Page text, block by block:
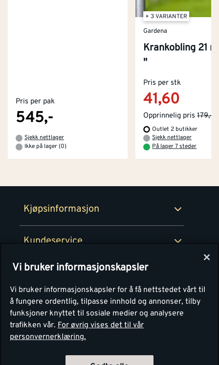
Pris per pak
545,-
Sjekk nettlager
Ikke på lager (0)
+ 3 VARIANTER
Gardena
Krankobling 21
''
Pris per stk
41,60
Opprinnelig pris 179,-
Outlet 2 butikker
Sjekk nettlager
På lager 7 steder
Kjøpsinformasjon
Kjøpsbetingelser
Retur- og angrerettsskjema
Kundeservice
Tjenester
Montér Klubb
Montér
Byggevarehus og åpningstider
Prismatch
Personvern
Vi bruker informasjonskapsler
Vi bruker informasjonskapsler for å få nettstedet vårt til
å fungere ordentlig, tilpasse innhold og annonser, tilby
funksjoner knyttet til sosiale medier og analysere
trafikken vår. For øvrig vises det til vår
personvernerklæring.